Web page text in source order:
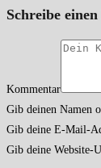
Schreibe
Kommentar
Gib deinen Namen
Gib deine E-Mail-
Gib deine Website-